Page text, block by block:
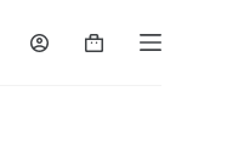
Varukorg